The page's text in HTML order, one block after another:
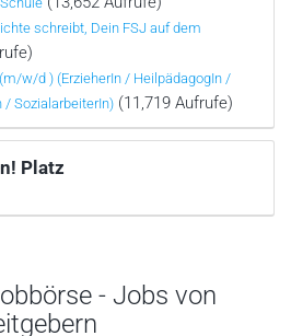
schreibt, Dein FSJ auf dem
w/d ) (ErzieherIn / HeilpädagogIn /
/ SozialarbeiterIn) (11,719 Aufrufe)
Platz
- Jobs von